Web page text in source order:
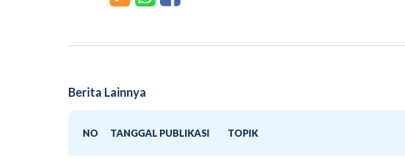
Berita Lainnya
NO TANGGAL PUBLIKASI TOPIK